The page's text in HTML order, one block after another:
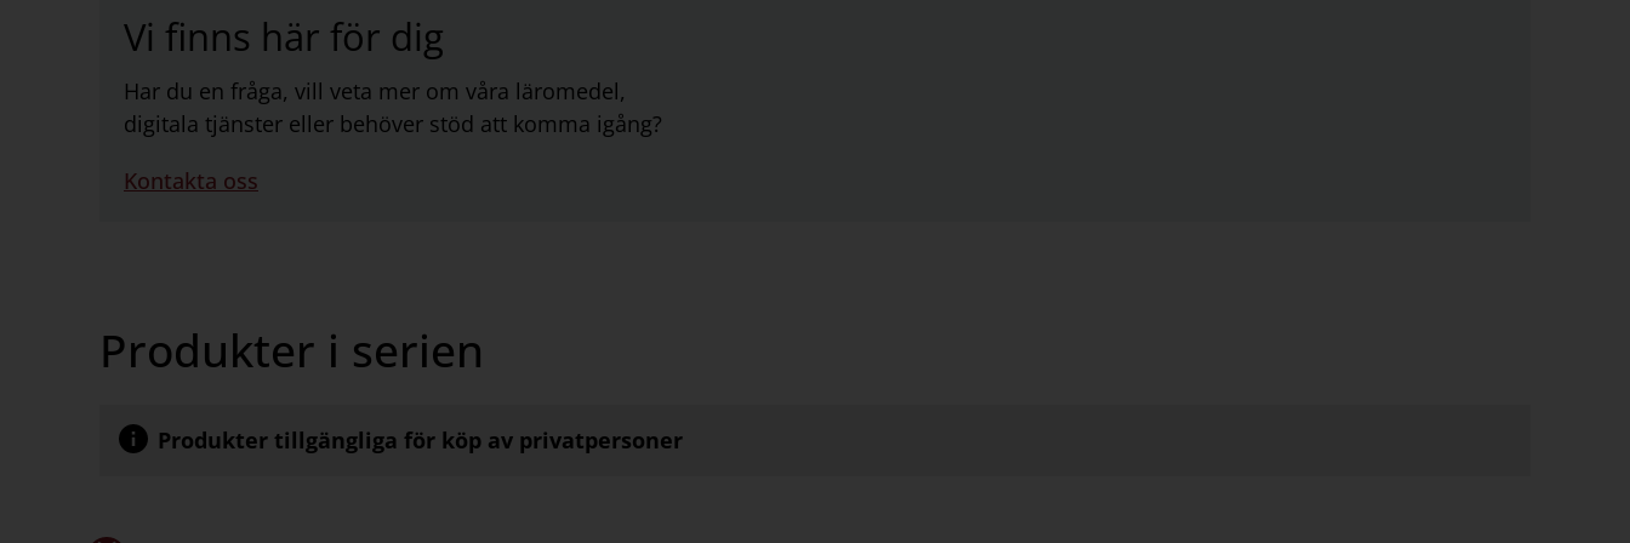
Vi finns här för dig
Har du en fråga, vill veta mer om våra läromedel,
digitala tjänster eller behöver stöd att komma igång?
Kontakta oss
Produkter i serien
Produkter tillgängliga för köp av privatpersoner